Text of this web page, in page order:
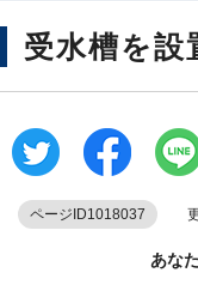
受水槽を設
ページID1018037 更
あな